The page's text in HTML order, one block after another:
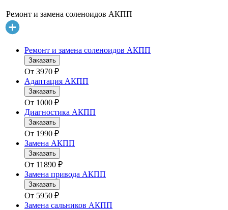
Ремонт и замена соленоидов АКПП
Ремонт и замена соленоидов АКПП
Заказать
От 3970 ₽
Адаптация АКПП
Заказать
От 1000 ₽
Диагностика АКПП
Заказать
От 1990 ₽
Замена АКПП
Заказать
От 11890 ₽
Замена привода АКПП
Заказать
От 5950 ₽
Замена сальников АКПП